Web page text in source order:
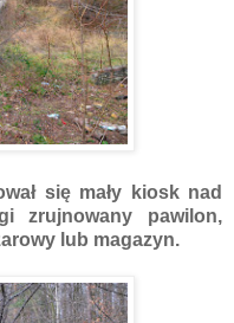
się mały kiosk nad
zrujnowany pawilon,
lub magazyn.